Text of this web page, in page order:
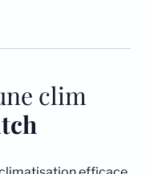
clim